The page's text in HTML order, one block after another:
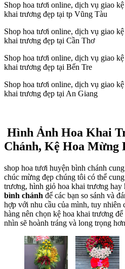
Shop hoa tươi online, dịch vụ giao
khai trương đẹp tại tp Vũng Tàu
Shop hoa tươi online, dịch vụ giao
khai trương đẹp tại Cần Thơ
Shop hoa tươi online, dịch vụ giao
khai trương đẹp tại Bến Tre
Shop hoa tươi online, dịch vụ giao
khai trương đẹp tại An Giang
Hình Ảnh Hoa Khai
Chánh, Kệ Hoa
shop hoa tươi huyện bình chánh
chúc mừng đẹp chúng tôi có thể
trương, hình giỏ hoa khai trương hay
bình chánh để các bạn so sánh và
hợp với nhu cầu của mình, tuy nhiên
hàng nên chọn kệ hoa khai trương
nhìn sẽ hoành tráng và long trọng